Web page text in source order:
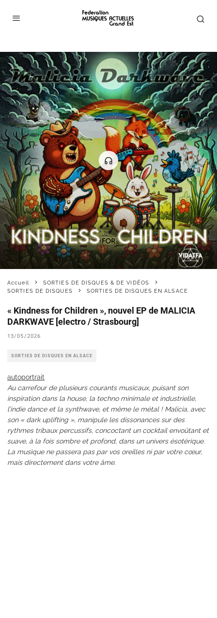
Accueil
SORTIES DE DISQUES & DE VIDÉOS
SORTIES DE DISQUES
SORTIES DE DISQUES EN ALSACE
« Kindness for Children », nouvel EP de MALICIA
DARKWAVE [electro / Strasbourg]
13/05/2026
SORTIES DE DISQUES EN ALSACE
autoportrait
Au carrefour de plusieurs courants musicaux, puisant son
inspiration dans la house, la techno minimale et industrielle,
l’indie dance et la synthwave, et même le métal ! Malicia, avec
son « dark uplifting », manipule les dissonances sur des
rythmes tribaux percussifs, concoctant un cocktail envoûtant et
suave, à la fois sombre et profond, dans un univers ésotérique.
La musique ne passera pas par vos oreilles ni par votre cœur,
mais directement dans votre âme.